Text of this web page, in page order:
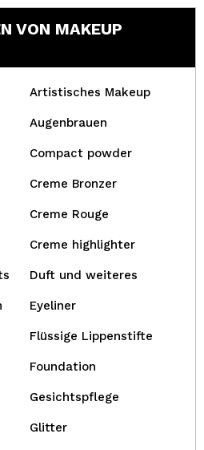
VON MAKEUP
Artistisches Makeup
Augenbrauen
Compact powder
Creme Bronzer
Creme Rouge
Creme highlighter
Duft und weiteres
Eyeliner
Flüssige Lippenstifte
Foundation
Gesichtspflege
Glitter